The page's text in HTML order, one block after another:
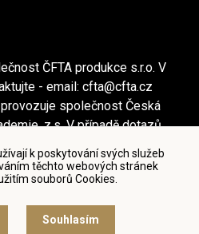
k poskytování svých služeb
těchto webových stránek
souborů Cookies.
Souhlasím
ČFTA produkce s.r.o. V
- email: cfta@cfta.cz
společnost Česká
z.s. V případě dotazů
ochrany osobních údajů
cookies